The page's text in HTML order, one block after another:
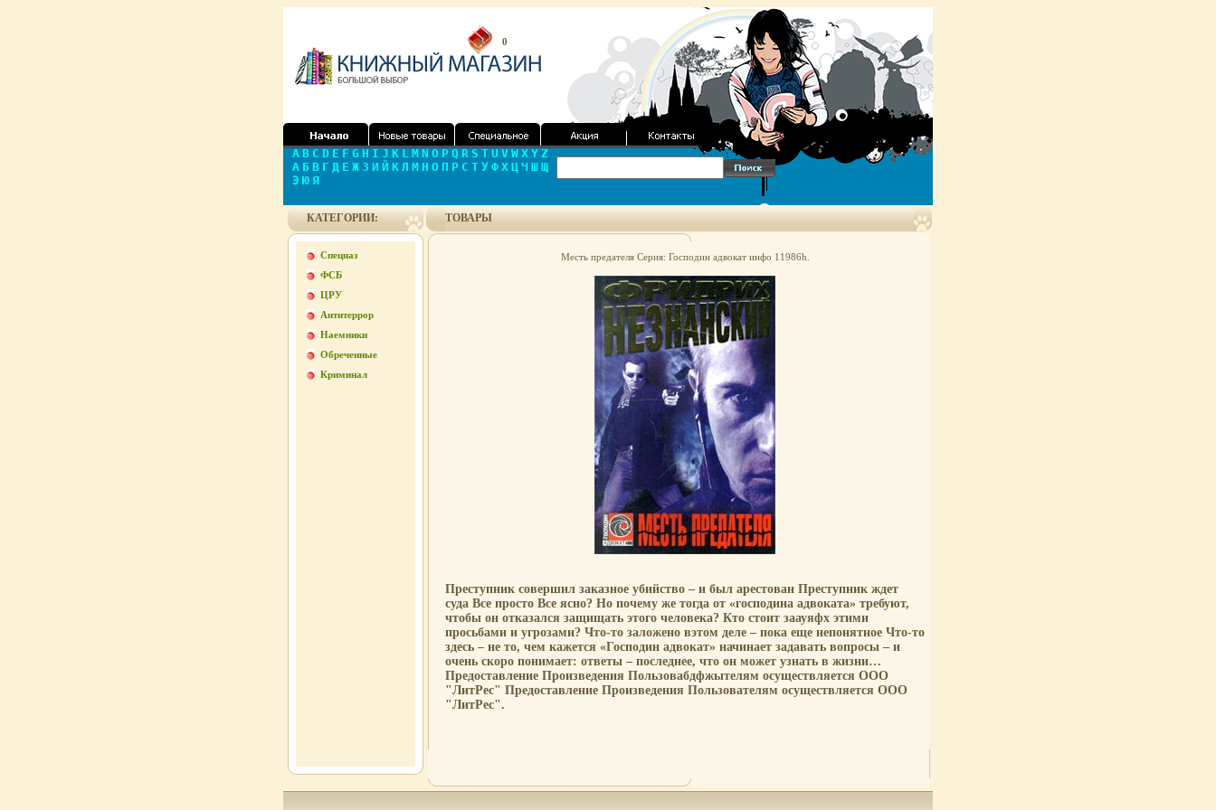
0
A B C D E F G H I J K L M N O P Q R S T U V W X Y Z
А Б В Г Д Е Ж З И Й К Л М Н О П Р С Т У Ф Х Ц Ч Ш Щ
Э Ю Я
КАТЕГОРИИ:
Спецназ
ФСБ
ЦРУ
Антитеррор
Наемники
Обреченные
Криминал
ТОВАРЫ
Месть предателя Серия: Господин адвокат инфо 11986h.
Преступник совершил заказное убийство – и был арестован Преступник ждет
суда Все просто Все ясно? Но почему же тогда от «господина адвоката» требуют,
чтобы он отказался защищать этого человека? Кто стоит заауяфх этими
просьбами и угрозами? Что-то заложено вэтом деле – пока еще непонятное Что-то
здесь – не то, чем кажется «Господин адвокат» начинает задавать вопросы – и
очень скоро понимает: ответы – последнее, что он может узнать в жизни…
Предоставление Произведения Пользовабдфжытелям осуществляется ООО
"ЛитРес" Предоставление Произведения Пользователям осуществляется ООО
"ЛитРес".